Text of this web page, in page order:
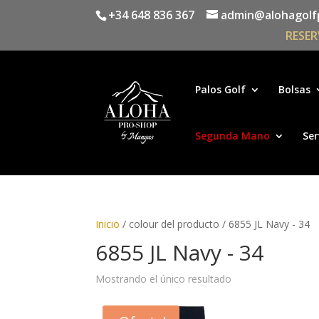
+34 648 836 367
Palos Golf Bolsas
Segunda Mano
Inicio / colour del producto / 6855 JL Navy - 34
6855 JL Navy - 34
Mostrando el único resultado